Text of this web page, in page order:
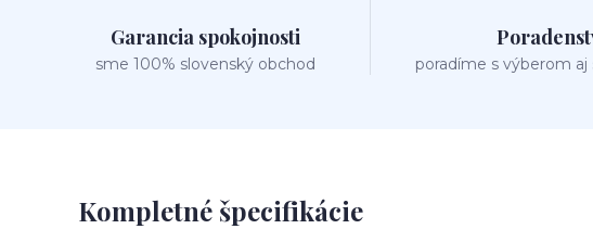
Garancia spokojnosti
sme 100% slovenský obchod poradíme s výberom
Kompletné špecifikácie